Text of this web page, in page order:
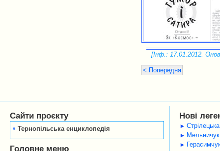
[Інф.: 17.01.2012.
< Попередня
Сайти проєкту
Тернопільська енциклопедія
Головне меню
Нові
Мельничук